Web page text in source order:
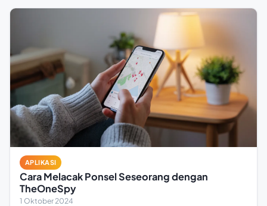
APLIKASI
Cara Melacak Ponsel Seseorang dengan
TheOneSpy
1 Oktober 2024